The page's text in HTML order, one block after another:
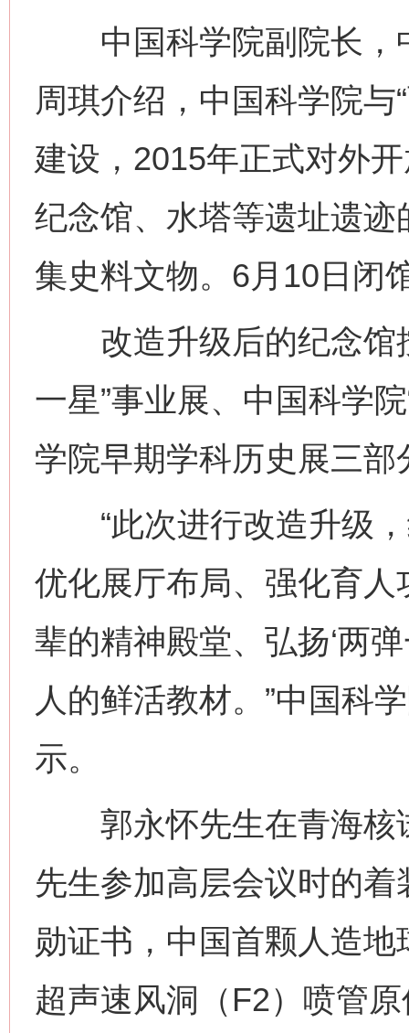
中国科学院副院长，
周琪介绍，中国科学院与
建设，2015年正式对外
纪念馆、水塔等遗址遗
集史料文物。6月10日闭
改造升级后的纪念馆
一星”事业展、中国科学
学院早期学科历史展三部
“此次进行改造升级，
优化展厅布局、强化育
辈的精神殿堂、弘扬‘两
人的鲜活教材。”中国科
示。
郭永怀先生在青海核
先生参加高层会议时的着
勋证书，中国首颗人造
超声速风洞（F2）喷管